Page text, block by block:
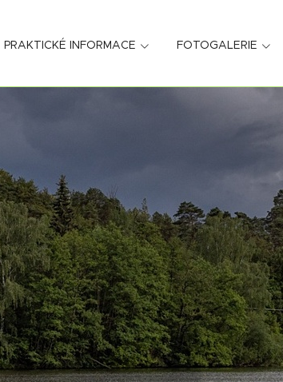
PRAKTICKÉ INFORMACE FOTOGALERIE